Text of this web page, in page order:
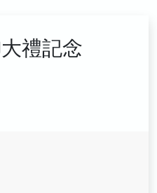
禮記念